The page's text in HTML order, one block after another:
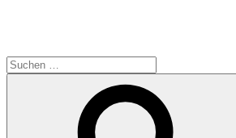
Suchen
nach: